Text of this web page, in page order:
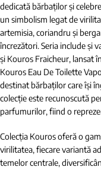
dedicată bărbaților și
un simbolism legat de
artemisia, coriandru și
încrezători. Seria include și
și Kouros Fraicheur, lansat
Kouros Eau De Toilette
destinat bărbaților care își
colecție este recunoscută
parfumurilor, fiind o
Colecția Kouros oferă o
virilitatea, fiecare variantă
temelor centrale,